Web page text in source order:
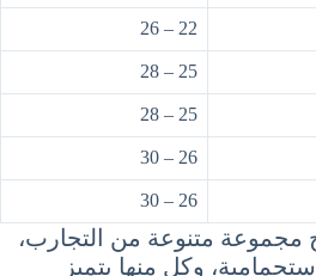
22 – 26
25 – 28
25 – 28
26 – 30
26 – 30
مجموعة متنوعة من التجارب،
وكل منها يتميز